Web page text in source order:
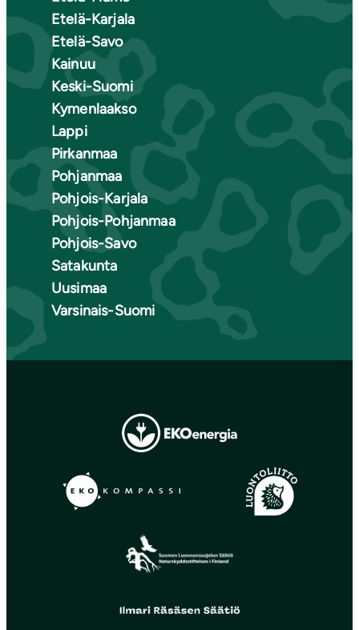
Etelä-Karjala
Etelä-Savo
Kainuu
Keski-Suomi
Kymenlaakso
Lappi
Pirkanmaa
Pohjanmaa
Pohjois-Karjala
Pohjois-Pohjanmaa
Pohjois-Savo
Satakunta
Uusimaa
Varsinais-Suomi